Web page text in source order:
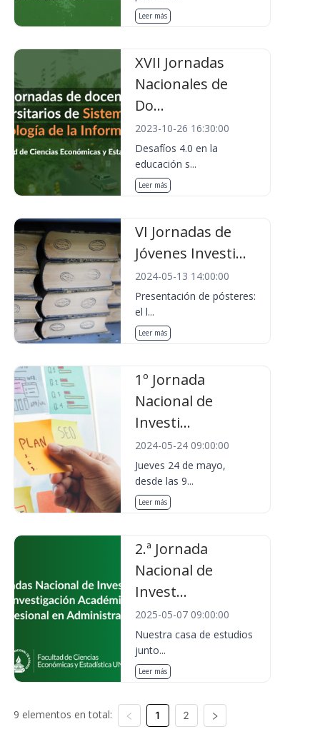
Leer más
XVII Jornadas
Nacionales de
Do...
2023-10-26 16:30:00
Desafíos 4.0 en la
educación s...
Leer más
VI Jornadas de
Jóvenes Investi...
2024-05-13 14:00:00
Presentación de pósteres:
el l...
Leer más
1º Jornada
Nacional de
Investi...
2024-05-24 09:00:00
Jueves 24 de mayo,
desde las 9...
Leer más
2.ª Jornada
Nacional de
Invest...
2025-05-07 09:00:00
Nuestra casa de estudios
junto...
Leer más
9 elementos en total: 1 2